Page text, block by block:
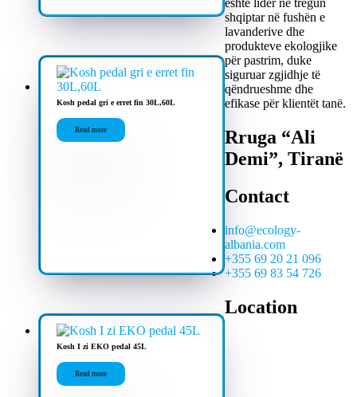
Kosh pedal gri e erret fin 30L,60L
Read more
Kosh I zi EKO pedal 45L
Read more
është lider në tregun
shqiptar në fushën e
lavanderive dhe
produkteve ekologjike
për pastrim, duke
siguruar zgjidhje të
qëndrueshme dhe
efikase për klientët tanë.
Rruga “Ali
Demi”, Tiranë
Contact
info@ecology-
albania.com
+355 69 20 21 096
+355 69 83 54 726
Location